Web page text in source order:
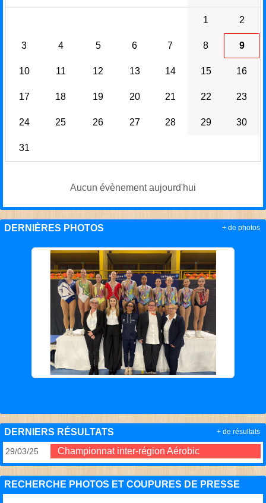
1 2
3 4 5 6 7 8 9
10 11 12 13 14 15 16
17 18 19 20 21 22 23
24 25 26 27 28 29 30
31
Aucun évènement aujourd'hui
DERNIÈRES PHOTOS + de photos
DERNIERS RÉSULTATS
29/03/25 Championnat inter-région Aérobic
+ de résultats
RECHERCHE PHOTOS ET COUPURES DE PRESSE